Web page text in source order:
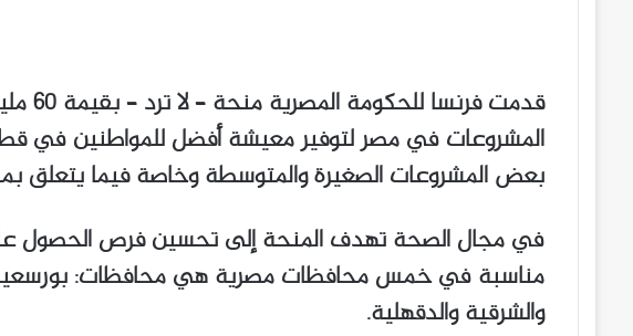
قدمت
المشروعات في مصر لتوفير معيشة أفضل للمواطنين في
بعض المشروعات الصغيرة والمتوسطة وخاصة فيما يتعلق
في مجال الصحة تهدف المنحة إلى تحسين فرص الحصول
مناسبة في خمس محافظات مصرية هي محافظات: بورسعيد
والشرقية والدقهلية.